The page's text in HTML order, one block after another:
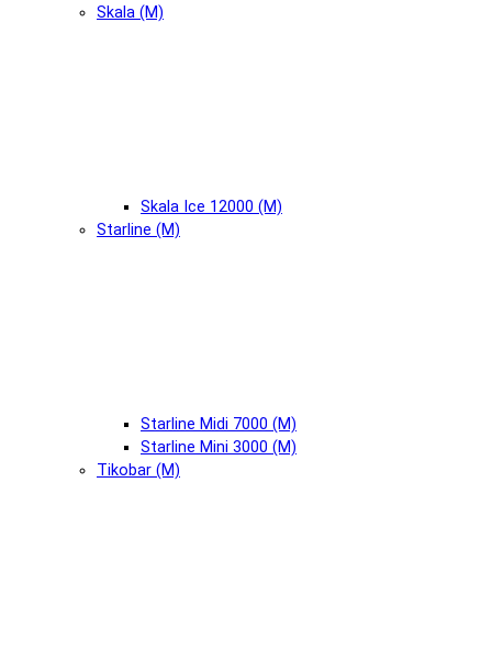
Skala (М)
Skala Ice 12000 (М)
Starline (М)
Starline Midi 7000 (М)
Starline Mini 3000 (М)
Tikobar (М)